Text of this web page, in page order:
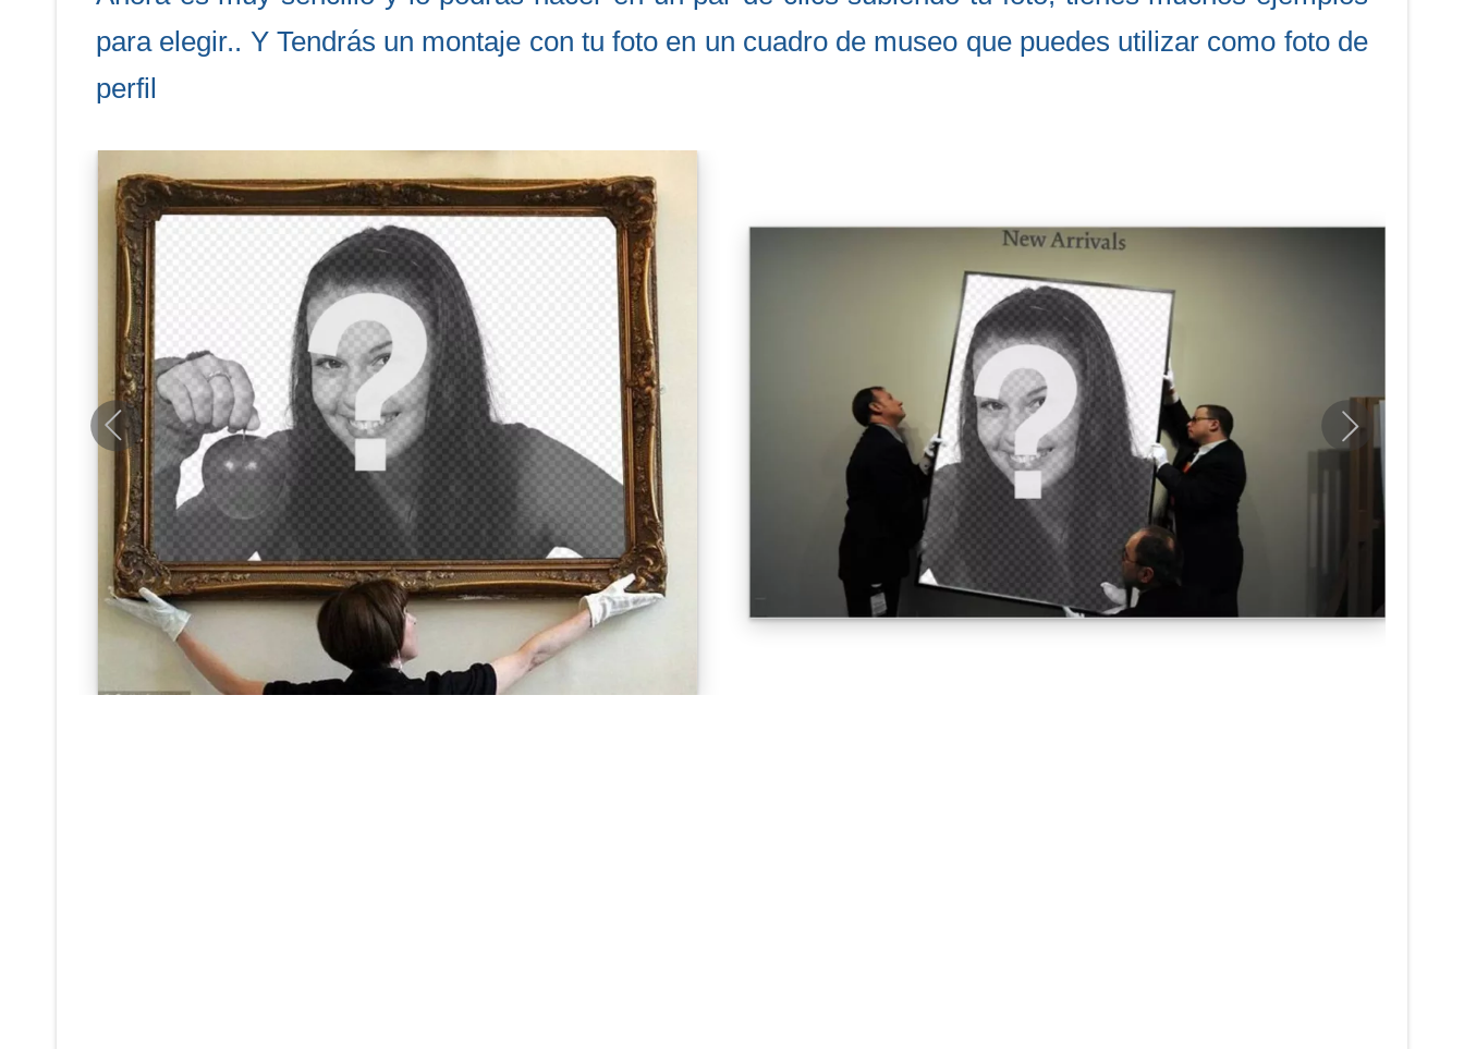
para elegir.. Y Tendrás un montaje con tu foto en un cuadro de museo que puedes utilizar como foto de
perfil